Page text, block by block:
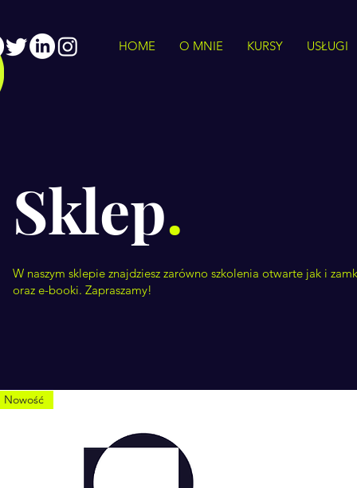
HOME O MNIE KURSY USŁUGI
Sklep.
W naszym sklepie znajdziesz zarówno szkolenia otwarte jak i
oraz e-booki. Zapraszamy!
Nowość